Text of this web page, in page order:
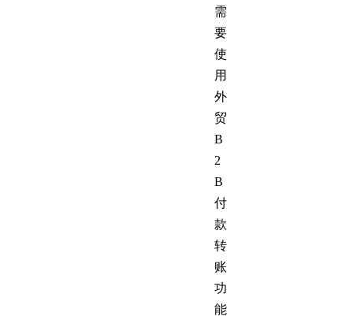
需
要
使
用
外
贸
B
2
B
付
款
转
账
功
能